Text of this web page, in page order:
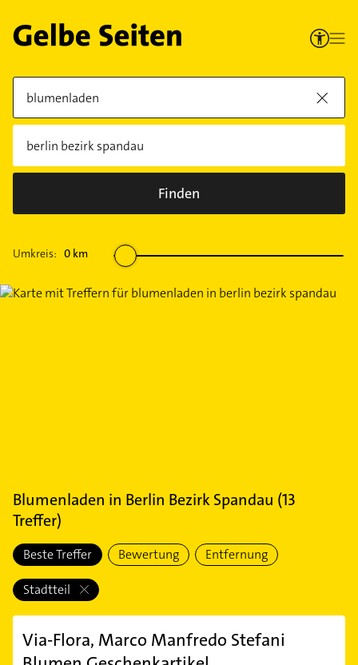
Finden
Umkreis: 0 km
Blumenladen in Berlin Bezirk Spandau (13
Treffer)
Beste Treffer Bewertung Entfernung
Stadtteil
Via-Flora, Marco Manfredo Stefani